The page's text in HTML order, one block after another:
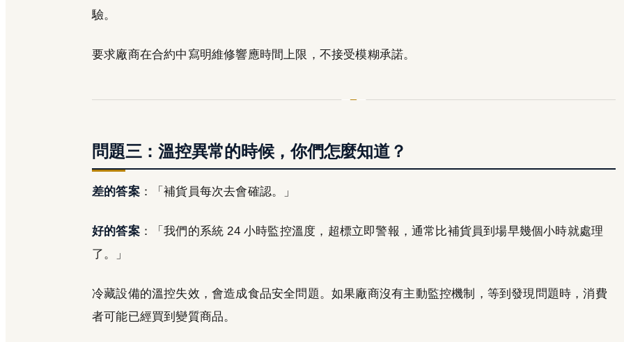
驗。
要求廠商在合約中寫明維修響應時間上限，不接受模糊承諾。
問題三：溫控異常的時候，你們怎麼知道？
差的答案：「補貨員每次去會確認。」
好的答案：「我們的系統 24 小時監控溫度，超標立即警報，通常比補貨員到場早幾個小時就處理
了。」
冷藏設備的溫控失效，會造成食品安全問題。如果廠商沒有主動監控機制，等到發現問題時，消費
者可能已經買到變質商品。